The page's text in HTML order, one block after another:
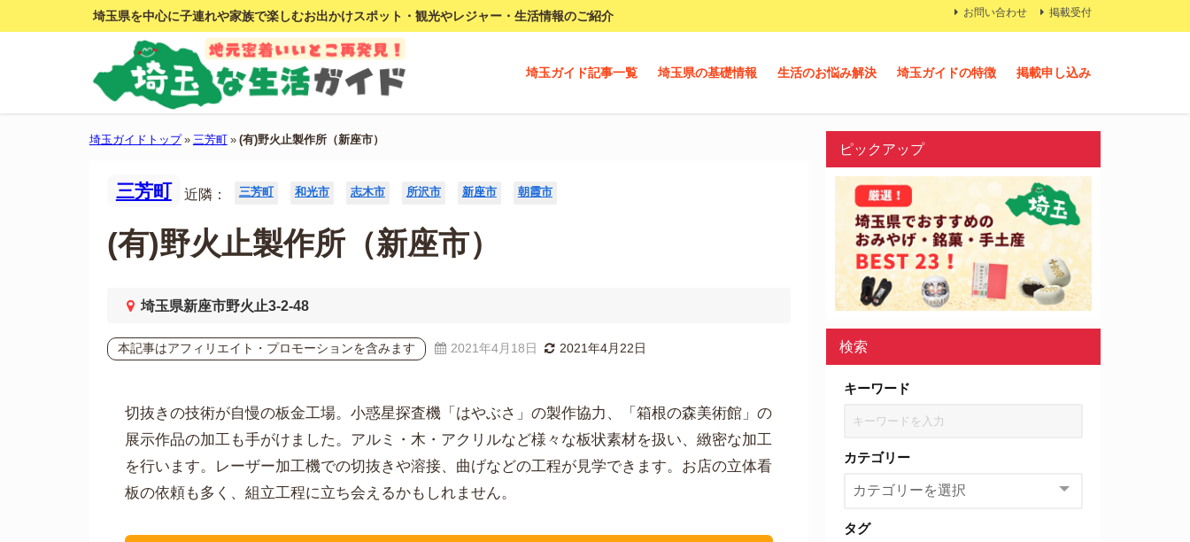
埼玉県を中心に子連れや家族で楽しむお出かけスポット・観光やレジャー・生活情報のご紹介 お問い合わせ 掲載受付
埼玉ガイド記事一覧 埼玉県の基礎情報 生活のお悩み解決 埼玉ガイドの特徴 掲載申し込み
埼玉ガイドトップ» 三芳町» (有)野火止製作所（新座市）
三芳町 近隣： 三芳町 和光市 志木市 所沢市 新座市 朝霞市
(有)野火止製作所（新座市）
埼玉県新座市野火止3-2-48
本記事はアフィリエイト・プロモーションを含みます 2021年4月18日 2021年4月22日
切抜きの技術が自慢の板金工場。小惑星探査機「はやぶさ」の製作協力、「箱根の森美術館」の
展示作品の加工も手がけました。アルミ・木・アクリルなど様々な板状素材を扱い、緻密な加工
を行います。レーザー加工機での切抜きや溶接、曲げなどの工程が見学できます。お店の立体看
板の依頼も多く、組立工程に立ち会えるかもしれません。
ピックアップ
検索
キーワード
カテゴリー
タグ